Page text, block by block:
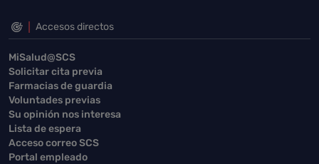
Accesos directos
MiSalud@SCS
Solicitar cita previa
Farmacias de guardia
Voluntades previas
Su opinión nos interesa
Lista de espera
Acceso correo SCS
Portal empleado